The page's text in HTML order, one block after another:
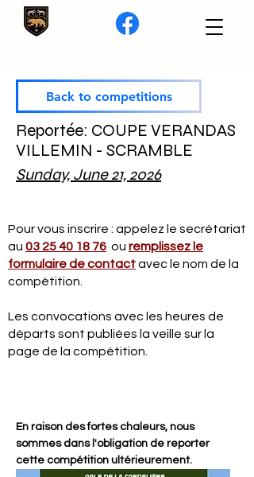
Back to competitions
Reportée: COUPE VERANDAS
VILLEMIN - SCRAMBLE
Sunday, June 21, 2026
Pour vous inscrire : appelez le secrétariat
au 03 25 40 18 76 ou remplissez le
formulaire de contactavec le nom de la
compétition.
Les convocations avec les heures de
départs sont publiées la veille sur la
page de la compétition.
En raison des fortes chaleurs, nous
sommes dans l'obligation de reporter
cette compétition ultérieurement.